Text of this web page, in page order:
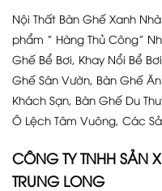
Nội Thất Bàn Ghế Xanh
phẩm ” Hàng Thủ Công”
Ghế Bể Bơi, Khay Nổi Bể
Ghế Sân Vườn, Bàn Ghế
Khách Sạn, Bàn Ghế Du
Ô Lệch Tâm Vuông, Các
CÔNG TY TNHH SẢN
TRUNG LONG